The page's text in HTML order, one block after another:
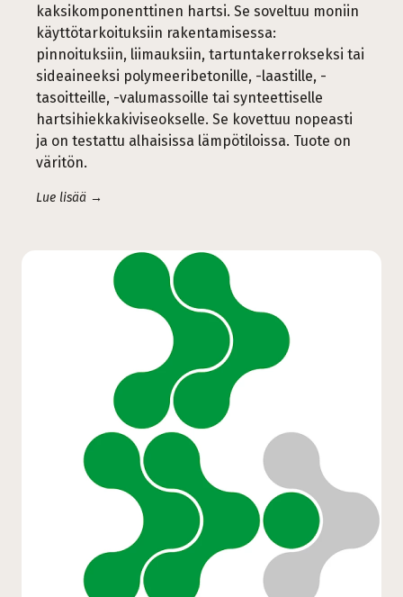
kaksikomponenttinen hartsi. Se soveltuu moniin
käyttötarkoituksiin rakentamisessa:
pinnoituksiin, liimauksiin, tartuntakerrokseksi tai
sideaineeksi polymeeribetonille, -laastille, -
tasoitteille, -valumassoille tai synteettiselle
hartsihiekkakiviseokselle. Se kovettuu nopeasti
ja on testattu alhaisissa lämpötiloissa. Tuote on
väritön.
Lue lisää →